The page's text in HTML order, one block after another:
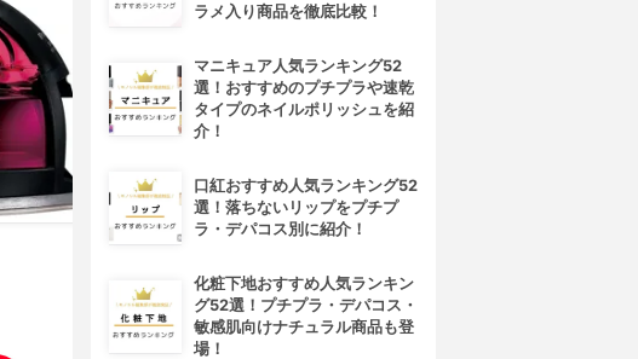
ラメ入り商品を徹底比較！
マニキュア人気ランキング52
選！おすすめのプチプラや速乾
タイプのネイルポリッシュを紹
介！
口紅おすすめ人気ランキング52
選！落ちないリップをプチプ
ラ・デパコス別に紹介！
化粧下地おすすめ人気ランキン
グ52選！プチプラ・デパコス・
敏感肌向けナチュラル商品も登
場！